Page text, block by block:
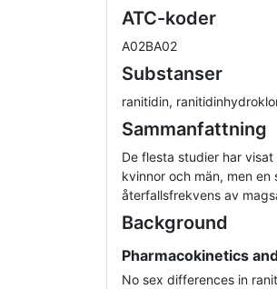
ATC-koder
A02BA02
Substanser
ranitidin,
Sammanfattning
De flesta studier har
kvinnor och män, men
återfallsfrekvens av
Background
Pharmacokinetics
No sex differences in